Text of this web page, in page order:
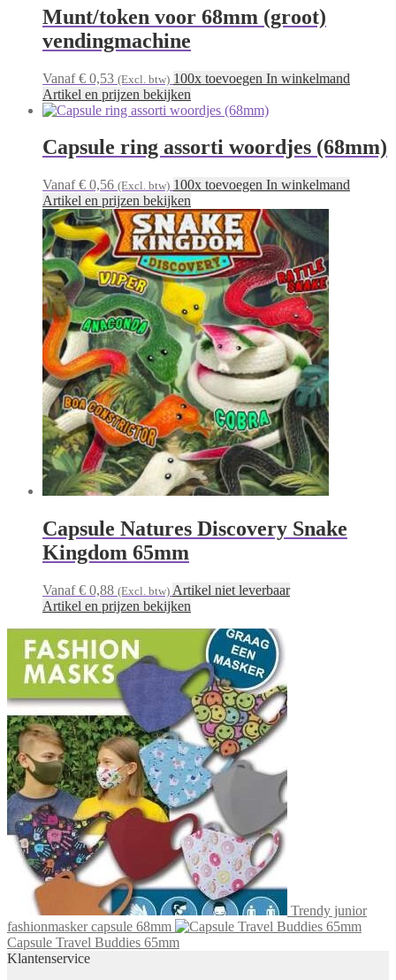
Munt/token voor 68mm (groot)
vendingmachine
Vanaf € 0,53 (Excl. btw) 100x toevoegen In winkelmand
Artikel en prijzen bekijken
Capsule ring assorti woordjes (68mm)
Vanaf € 0,56 (Excl. btw) 100x toevoegen In winkelmand
Artikel en prijzen bekijken
Capsule Natures Discovery Snake
Kingdom 65mm
Vanaf € 0,88 (Excl. btw) Artikel niet leverbaar
Artikel en prijzen bekijken
Trendy junior
fashionmasker capsule 68mm
Capsule Travel Buddies 65mm
Klantenservice